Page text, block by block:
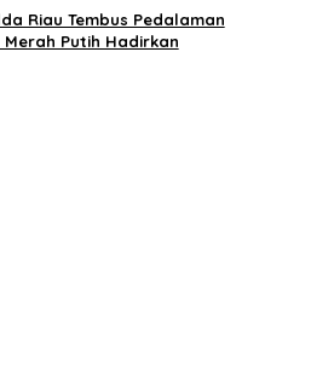
Riau Tembus Pedalaman
Putih Hadirkan